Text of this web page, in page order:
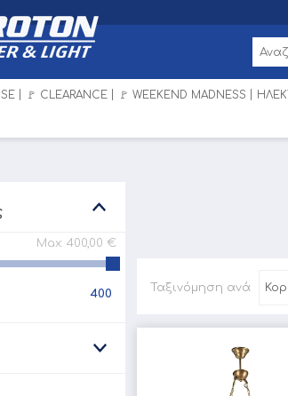
🚩 CLEARANCE 🚩 WEEKEND MADNESS
Ταξινόμηση ανά
Max: 400,00 €
400